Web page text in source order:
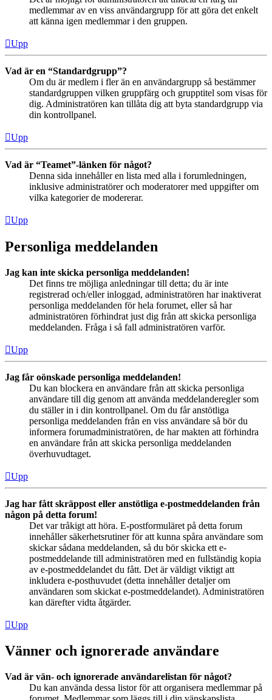
medlemmar av en viss användargrupp för att göra det enkelt
att känna igen medlemmar i den gruppen.
Upp
Vad är en “Standardgrupp”?
Om du är medlem i fler än en användargrupp så bestämmer
standardgruppen vilken gruppfärg och grupptitel som visas för
dig. Administratören kan tillåta dig att byta standardgrupp via
din kontrollpanel.
Upp
Vad är “Teamet”-länken för något?
Denna sida innehåller en lista med alla i forumledningen,
inklusive administratörer och moderatorer med uppgifter om
vilka kategorier de modererar.
Upp
Personliga meddelanden
Jag kan inte skicka personliga meddelanden!
Det finns tre möjliga anledningar till detta; du är inte
registrerad och/eller inloggad, administratören har inaktiverat
personliga meddelanden för hela forumet, eller så har
administratören förhindrat just dig från att skicka personliga
meddelanden. Fråga i så fall administratören varför.
Upp
Jag får oönskade personliga meddelanden!
Du kan blockera en användare från att skicka personliga
användare till dig genom att använda meddelanderegler som
du ställer in i din kontrollpanel. Om du får anstötliga
personliga meddelanden från en viss användare så bör du
informera forumadministratören, de har makten att förhindra
en användare från att skicka personliga meddelanden
överhuvudtaget.
Upp
Jag har fått skräppost eller anstötliga e-postmeddelanden från
någon på detta forum!
Det var tråkigt att höra. E-postformuläret på detta forum
innehåller säkerhetsrutiner för att kunna spåra användare som
skickar sådana meddelanden, så du bör skicka ett e-
postmeddelande till administratören med en fullständig kopia
av e-postmeddelandet du fått. Det är väldigt viktigt att
inkludera e-posthuvudet (detta innehåller detaljer om
användaren som skickat e-postmeddelandet). Administratören
kan därefter vidta åtgärder.
Upp
Vänner och ignorerade användare
Vad är vän- och ignorerade användarelistan för något?
Du kan använda dessa listor för att organisera medlemmar på